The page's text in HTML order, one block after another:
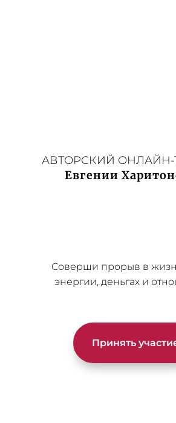
АВТОРСКИЙ ОНЛАЙН-
Евгении
Cоверши прорыв в
энергии, деньгах и
Принять